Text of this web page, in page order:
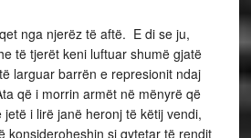
nga njerëz të aftë. E di se ju,
të tjerët keni luftuar shumë gjatë
larguar barrën e represionit ndaj
që i morrin armët në mënyrë që
i lirë janë heronj të këtij vendi,
konsideroheshin si qytetar të rendit